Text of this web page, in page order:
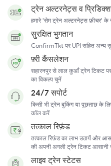
ट्रेन अल्टरनेट्स व
हमारे 'सेम ट्रेन अल्टरनेट्स फ़ीचर' के
सुरक्षित भुगतान
ConfirmTkt पर UPI सहित अन्य
फ़्री कैंसलेशन
सहारनपुर से लाल कुआँ ट्रेन टिकट पर
का विकल्प चुनें
24/7 सपोर्ट
किसी भी ट्रेन बुकिंग या पूछताछ के
कॉल करें
तत्काल रिफ़ंड
तत्काल रिफ़ंड का लाभ उठायें और
की अपनी अगली ट्रेन टिकट
लाइव ट्रेन स्टेटस